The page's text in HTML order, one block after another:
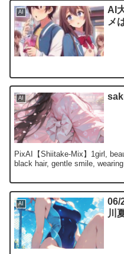
AI
AI
メ
AI
PixAI【Shiitake-Mix】1girl,
black hair, gentle smile,
AI
川